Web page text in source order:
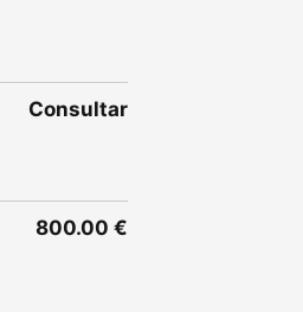
Consultar
800.00 €